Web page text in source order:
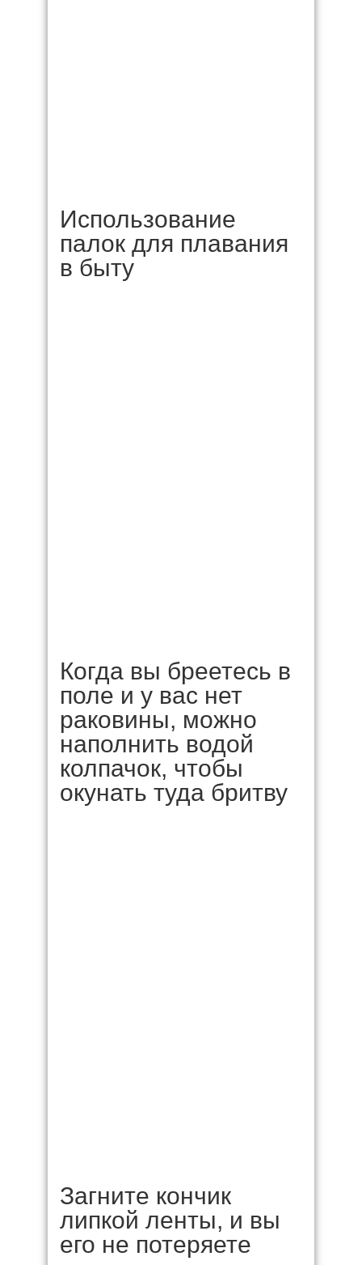
Использование
палок для плавания
в быту
Когда вы бреетесь в
поле и у вас нет
раковины, можно
наполнить водой
колпачок, чтобы
окунать туда бритву
Загните кончик
липкой ленты, и вы
его не потеряете